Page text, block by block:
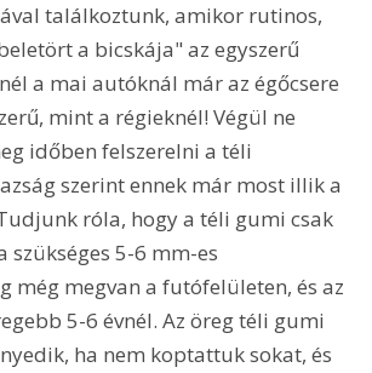
találkoztunk, amikor rutinos,
a bicskája" az egyszerű
a mai autóknál már az égőcsere
mint a régieknél! Végül ne
időben felszerelni a téli
szerint ennek már most illik a
róla, hogy a téli gumi csak
szükséges 5-6 mm-es
még megvan a futófelületen, és az
5-6 évnél. Az öreg téli gumi
ha nem koptattuk sokat, és